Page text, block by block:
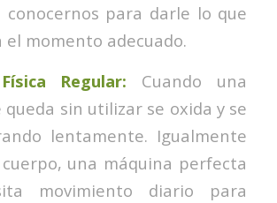
conocernos para darle lo que
el momento adecuado.
Regular: Cuando una
queda sin utilizar se oxida y se
lentamente. Igualmente
una máquina perfecta
movimiento diario para